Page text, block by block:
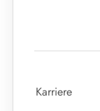
Karriere